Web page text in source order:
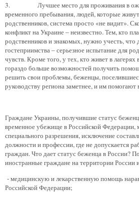
3. Лучшее место для проживания в
временного пребывания, людей, которые
родственников, система просто «не видит».
конфликт на Украине – неизвестно. Тем, кто
родственников и знакомых, нужно учесть, что
гостеприимства – серьезное испытание для
чувств. Кроме того, у тех, кто живет в
гораздо больше возможностей получить
решить свои проблемы, беженцы,
руководству региона заметнее, и им
Граждане Украины, получившие статус
временное убежище в Российской Федерации,
специального разрешения, исключение
должности и профессии, где не допускается
граждан. Что дает статус беженца в России?
иностранные граждане на территории России
- медицинскую и лекарственную помощь
Российской Федерации;